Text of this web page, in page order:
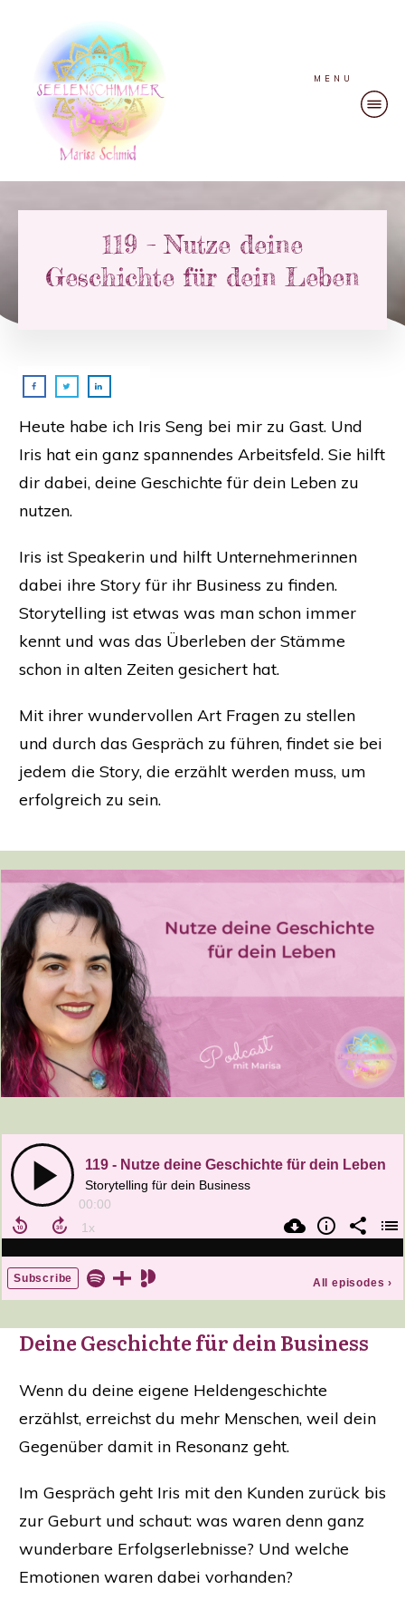
MENU
119 – Nutze deine
Geschichte für dein Leben
Heute habe ich Iris Seng bei mir zu Gast. Und
Iris hat ein ganz spannendes Arbeitsfeld. Sie hilft
dir dabei, deine Geschichte für dein Leben zu
nutzen.
Iris ist Speakerin und hilft Unternehmerinnen
dabei ihre Story für ihr Business zu finden.
Storytelling ist etwas was man schon immer
kennt und was das Überleben der Stämme
schon in alten Zeiten gesichert hat.
Mit ihrer wundervollen Art Fragen zu stellen
und durch das Gespräch zu führen, findet sie bei
jedem die Story, die erzählt werden muss, um
erfolgreich zu sein.
Deine Geschichte für dein Business
Wenn du deine eigene Heldengeschichte
erzählst, erreichst du mehr Menschen, weil dein
Gegenüber damit in Resonanz geht.
Im Gespräch geht Iris mit den Kunden zurück bis
zur Geburt und schaut: was waren denn ganz
wunderbare Erfolgserlebnisse? Und welche
Emotionen waren dabei vorhanden?